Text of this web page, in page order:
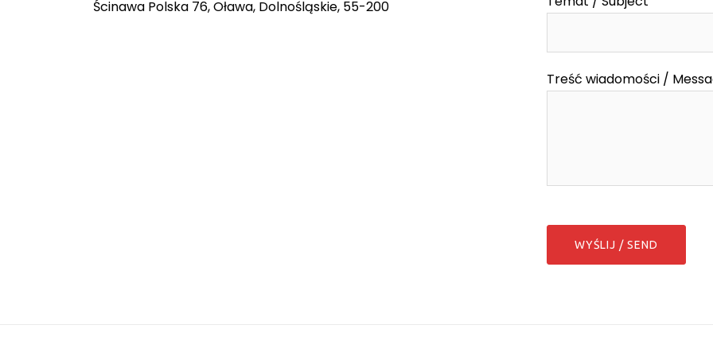
Ścinawa Polska 76, Oława, Dolnośląskie, 55-200
Treść wiadomości /